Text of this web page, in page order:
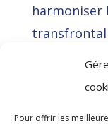
Pour offrir les
harmoniser
La Cour de
(CJUE)